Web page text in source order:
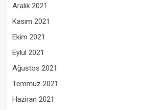
Aralık 2021
Kasım 2021
Ekim 2021
Eylül 2021
Ağustos 2021
Temmuz 2021
Haziran 2021